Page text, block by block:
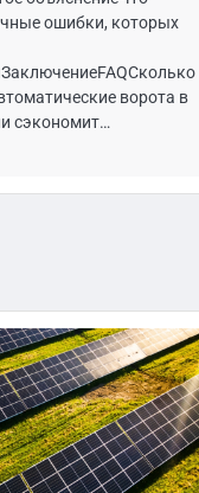
ошибки, которых
ворота в
сэкономит…